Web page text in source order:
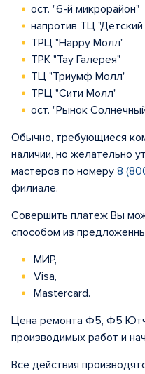
ост. "6-й микрорайон"
напротив ТЦ
ТРЦ "Happy Молл"
ТРК "Тау Галерея"
ТЦ "Триумф Молл"
ТРЦ "Сити Молл"
ост. "Рынок
Обычно, требующиеся
наличии, но желательно
мастеров по номеру 8
филиале.
Совершить платеж Вы
способом из
МИР,
Visa,
Mastercard.
Цена ремонта Ф5, Ф5 Ютч
производимых работ и
Все действия